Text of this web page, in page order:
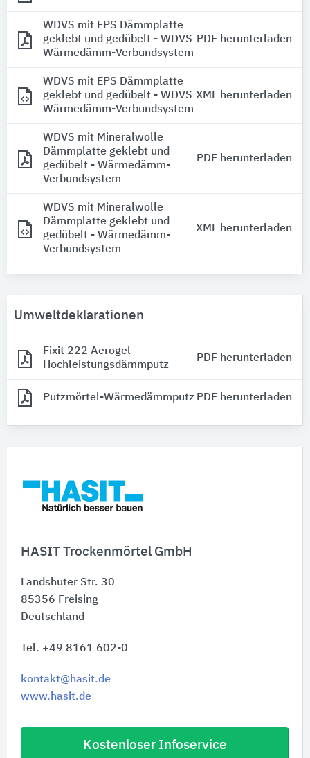
HASIT Trockenmörtel GmbH
Landshuter Str. 30
85356 Freising
Deutschland
Tel. +49 8161 602-0
kontakt@hasit.de
www.hasit.de
Kostenloser Infoservice
WDVS mit EPS Dämmplatte
geklebt und gedübelt - WDVS
Wärmedämm-Verbundsystem
PDF herunterladen
WDVS mit EPS Dämmplatte
geklebt und gedübelt - WDVS
Wärmedämm-Verbundsystem
XML herunterladen
WDVS mit Mineralwolle
Dämmplatte geklebt und
gedübelt - Wärmedämm-
Verbundsystem
PDF herunterladen
WDVS mit Mineralwolle
Dämmplatte geklebt und
gedübelt - Wärmedämm-
Verbundsystem
XML herunterladen
Umweltdeklarationen
Fixit 222 Aerogel
Hochleistungsdämmputz
PDF herunterladen
Putzmörtel-Wärmedämmputz PDF herunterladen